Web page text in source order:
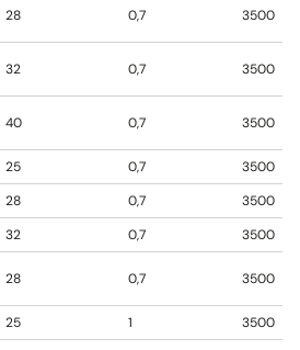
28 0,7 3500
32 0,7 3500
40 0,7 3500
25 0,7
3500
28 0,7
3500
32 0,7 3500
28 0,7 3500
25 1
3500